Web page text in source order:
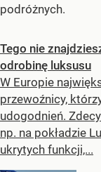
podróżnych.
Tego nie
odrobinę luksusu
W Europie
przewoźnicy,
udogodnień.
np. na pokładzie
ukrytych funkcji,...